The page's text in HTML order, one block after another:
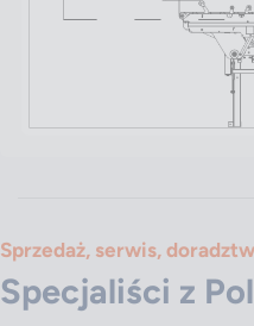
Sprzedaż, serwis,
Specjaliści z